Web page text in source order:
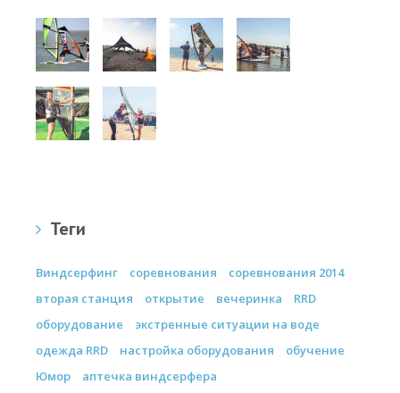
Теги
Виндсерфинг соревнования
соревнования 2014
вторая станция
открытие вечеринка
RRD
оборудование
экстренные ситуации на воде
одежда RRD
настройка оборудования
обучение
Юмор
аптечка виндсерфера